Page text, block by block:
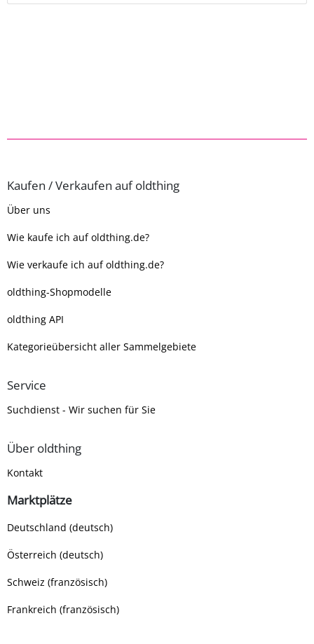
Kaufen / Verkaufen auf oldthing
Über uns
Wie kaufe ich auf oldthing.de?
Wie verkaufe ich auf oldthing.de?
oldthing-Shopmodelle
oldthing API
Kategorieübersicht aller Sammelgebiete
Service
Suchdienst - Wir suchen für Sie
Über oldthing
Kontakt
Marktplätze
Deutschland (deutsch)
Österreich (deutsch)
Schweiz (französisch)
Frankreich (französisch)